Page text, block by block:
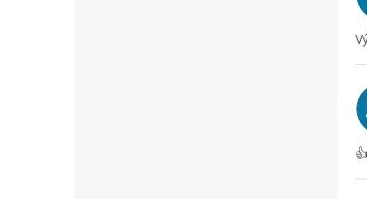
👍